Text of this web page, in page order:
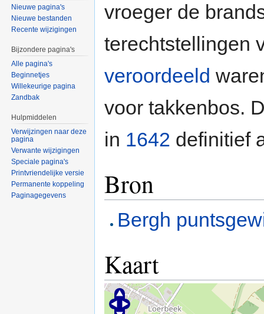
vroeger de
terechtstellingen
veroordeeld
voor takkenbos.
in 1642 definitief
Bron
Bergh
Kaart
Nieuwe pagina's
Nieuwe bestanden
Recente wijzigingen
Bijzondere pagina's
Alle pagina's
Beginnetjes
Willekeurige pagina
Zandbak
Hulpmiddelen
Verwijzingen naar deze
pagina
Verwante wijzigingen
Speciale pagina's
Printvriendelijke versie
Permanente koppeling
Paginagegevens